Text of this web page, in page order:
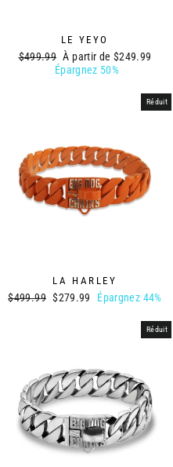
LE YEYO
Prix
$499.99 Prix
réduit
À partir de $249.99
Épargnez 50%
Réduit
LA HARLEY
Prix
$499.99 Prix
$279.99 Épargnez 44%
Réduit